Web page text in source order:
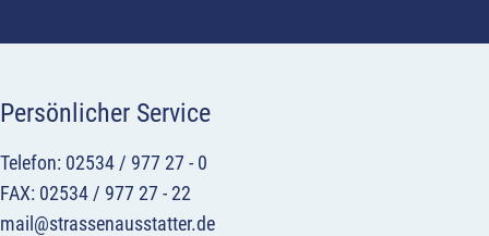
Persönlicher Service
Telefon: 02534 / 977 27 - 0
FAX: 02534 / 977 27 - 22
mail@strassenausstatter.de